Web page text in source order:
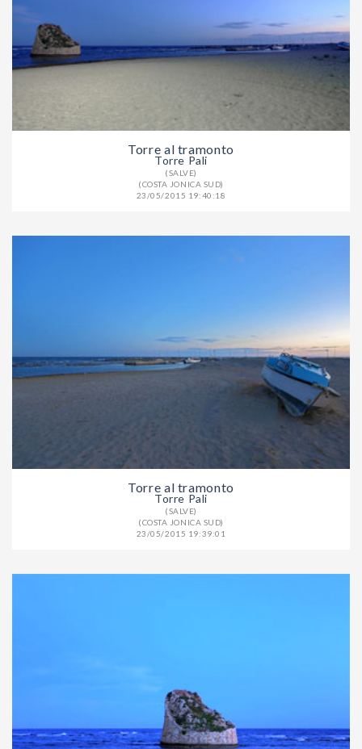
Torre al tramonto
Torre Pali
(SALVE)
(COSTA JONICA SUD)
23/05/2015 19:40:18
Torre al tramonto
Torre Pali
(SALVE)
(COSTA JONICA SUD)
23/05/2015 19:39:01